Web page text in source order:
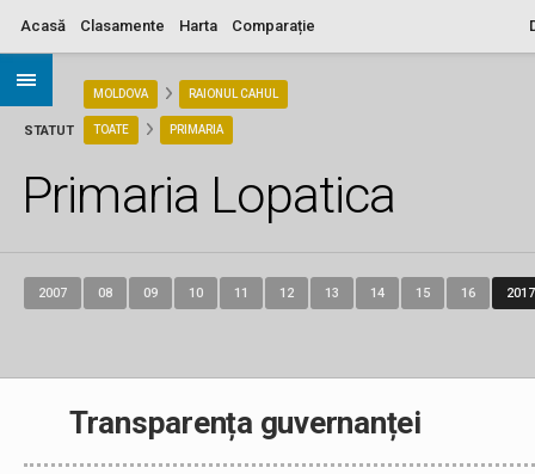
Acasă Clasamente Harta Comparație
STATUT
MOLDOVA RAIONUL CAHUL
TOATE PRIMARIA
Primaria Lopatica
2007 08 09 10 11 12 13 14 15 16 2017
Transparența guvernanței